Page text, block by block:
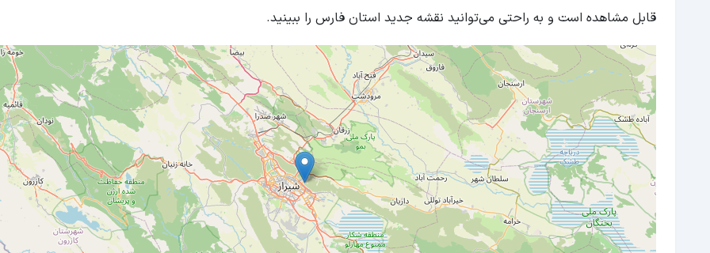
قابل مشاهده است و به راحتی می‌توانید نقشه جدید استان فارس را ببینید.